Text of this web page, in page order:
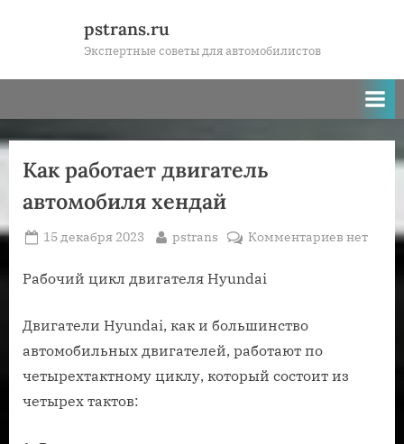
pstrans.ru
Экспертные советы для автомобилистов
Как работает двигатель
автомобиля хендай
Posted
15 декабря 2023 By
pstrans Комментариевкнет
Рабочий цикл двигателя Hyundai
Двигатели Hyundai, как и большинство
автомобильных двигателей, работают по
четырехтактному циклу, который состоит из
четырех тактов: